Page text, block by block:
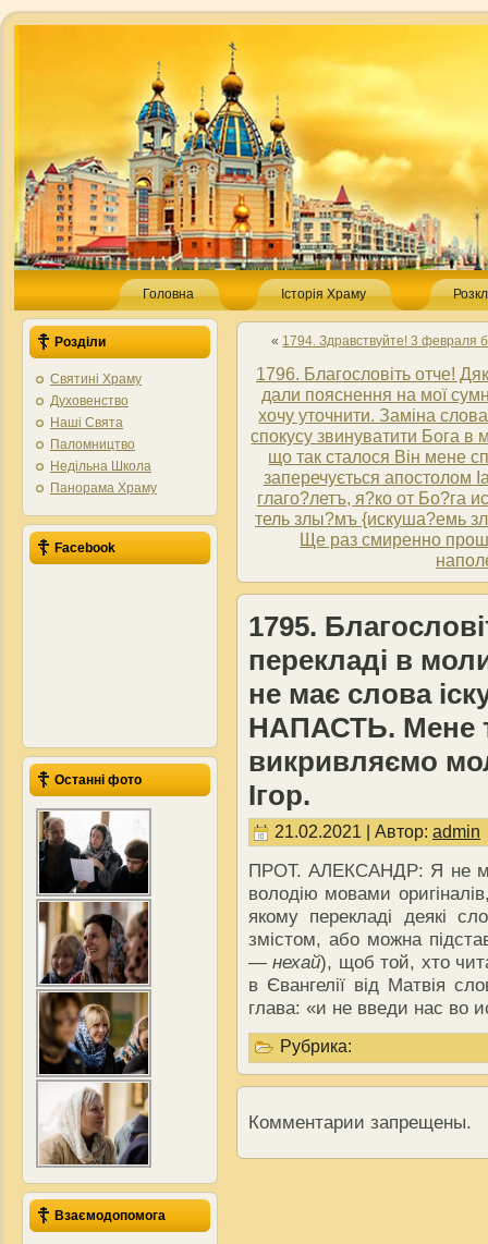
Головна Історія Храму
Розділи
Святині Храму
Духовенство
Наші Свята
Паломництво
Недільна Школа
Панорама Храму
Facebook
Останні фото
Взаємодопомога
« 1794. Здравствуйте! 3 февраля
1796. Благословіть отче!
дали пояснення на мої
хочу уточнити. Заміна
спокусу звинуватити Бога в
що так сталося Він мене
заперечується апостолом
глаго?летъ, я?ко от­ Бо?га
тель злы?мъ {искуша?емь
Ще раз смиренно
1795.
перекладі в
не має слова
НАПАСТЬ. Мене
викривляємо
Ігор.
21.02.2021 | Автор: admin
ПРОТ. АЛЕКСАНДР: Я не
володію мовами
якому перекладі деякі
змістом, або можна
— нехай), щоб той, хто
в Євангелії від Матвія
глава: «и не введи нас во
Рубрика:
Комментарии запрещены.